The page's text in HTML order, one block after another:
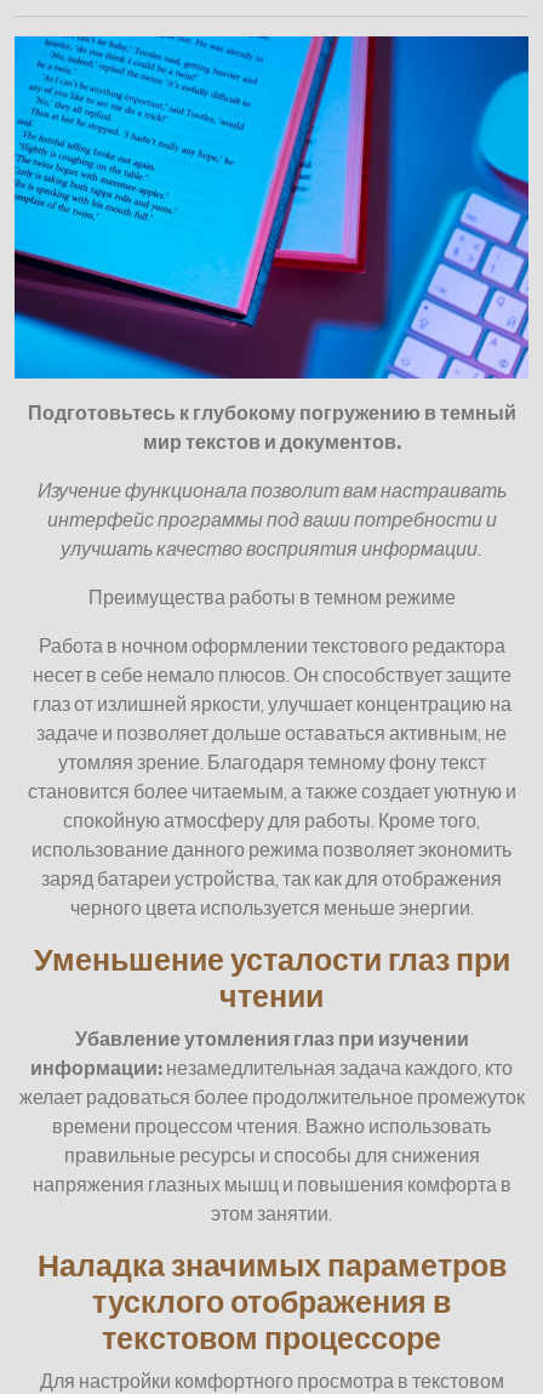
Подготовьтесь к глубокому погружению в темный
мир текстов и документов.
Изучение функционала позволит вам настраивать
интерфейс программы под ваши потребности и
улучшать качество восприятия информации.
Преимущества работы в темном режиме
Работа в ночном оформлении текстового редактора
несет в себе немало плюсов. Он способствует защите
глаз от излишней яркости, улучшает концентрацию на
задаче и позволяет дольше оставаться активным, не
утомляя зрение. Благодаря темному фону текст
становится более читаемым, а также создает уютную и
спокойную атмосферу для работы. Кроме того,
использование данного режима позволяет экономить
заряд батареи устройства, так как для отображения
черного цвета используется меньше энергии.
Уменьшение усталости глаз при
чтении
Убавление утомления глаз при изучении
информации: незамедлительная задача каждого, кто
желает радоваться более продолжительное промежуток
времени процессом чтения. Важно использовать
правильные ресурсы и способы для снижения
напряжения глазных мышц и повышения комфорта в
этом занятии.
Наладка значимых параметров
тусклого отображения в
текстовом процессоре
Для настройки комфортного просмотра в текстовом